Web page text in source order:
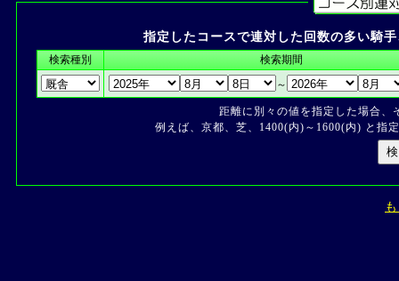
指定したコースで連対した回数の多い騎
検索種別
検索期間
～
距離に別々の値を指定した場合、
例えば、京都、芝、1400(内)～1600(内) と指